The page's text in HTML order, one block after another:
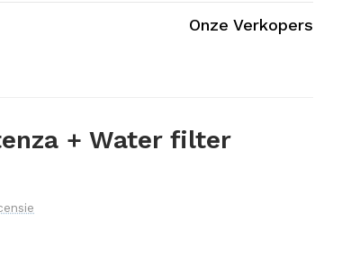
Onze Verkopers
+ Water filter